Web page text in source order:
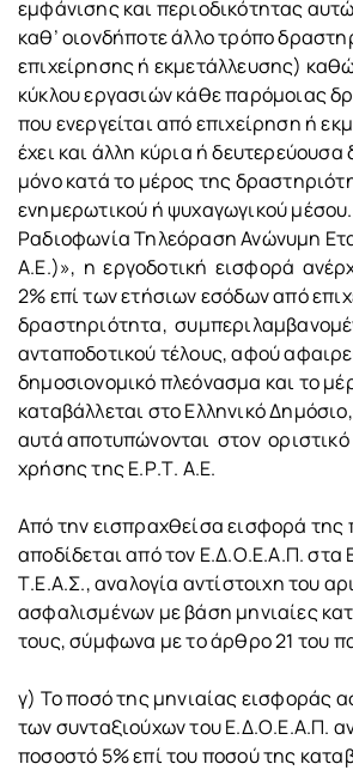
εμφάνισης και περιοδικότητας
καθ’ οιονδήποτε άλλο τρόπο
επιχείρησης ή εκμετάλλευσης)
κύκλου εργασιών κάθε παρόμοιας
που ενεργείται από επιχείρηση ή
έχει και άλλη κύρια ή
μόνο κατά το μέρος της
ενημερωτικού ή ψυχαγωγικού μέσου.
Ραδιοφωνία Τηλεόραση Ανώνυμη
Α.Ε.)», η εργοδοτική εισφορά
2% επί των ετήσιων εσόδων από
δραστηριότητα,
ανταποδοτικού τέλους, αφού
δημοσιονομικό πλεόνασμα και το
καταβάλλεται στο Ελληνικό
αυτά αποτυπώνονται στον
χρήσης της Ε.Ρ.Τ. Α.Ε.
Από την εισπραχθείσα εισφορά της
αποδίδεται από τον Ε.Δ.Ο.Ε.Α.Π. στα
Τ.Ε.Α.Σ., αναλογία αντίστοιχη του
ασφαλισμένων με βάση μηνιαίες
τους, σύμφωνα με το άρθρο 21 του
γ) Το ποσό της μηνιαίας εισφοράς
των συνταξιούχων του Ε.Δ.Ο.Ε.Α.Π.
ποσοστό 5% επί του ποσού της